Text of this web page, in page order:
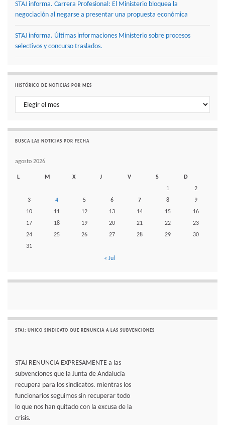
STAJ informa. Carrera Profesional: El Ministerio bloquea la
negociación al negarse a presentar una propuesta económica
STAJ informa. Últimas informaciones Ministerio sobre procesos
selectivos y concurso traslados.
HISTÓRICO DE NOTICIAS POR MES
Histórico de noticias por mes
BUSCA LAS NOTICIAS POR FECHA
agosto 2026
L M X J V S
D
1
2
3
4 5 6 7 8
9
10
11 12 13 14 15
16
17
18 19 20 21 22
23
24
25 26 27 28 29
30
31
« Jul
STAJ: UNICO SINDICATO QUE RENUNCIA A LAS SUBVENCIONES
STAJ RENUNCIA EXPRESAMENTE a las
subvenciones que la Junta de Andalucía
recupera para los sindicatos. mientras los
funcionarios seguimos sin recuperar todo
lo que nos han quitado con la excusa de la
crisis.